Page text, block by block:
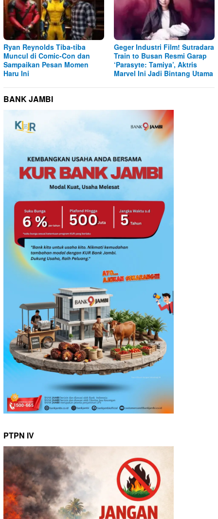
Ryan Reynolds Tiba-tiba
Muncul di Comic-Con dan
Sampaikan Pesan Momen
Haru Ini
Geger Industri Film! Sutradara
Train to Busan Resmi Garap
‘Parasyte: Tamiya’, Aktris
Marvel Ini Jadi Bintang Utama
BANK JAMBI
PTPN IV